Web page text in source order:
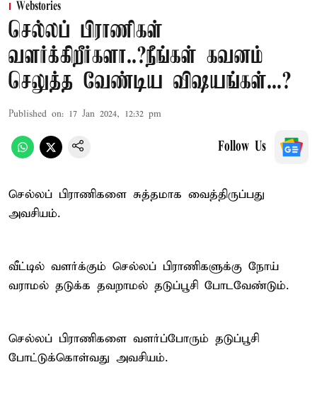
Webstories
செல்லப் பிராணிகள்
வளர்க்கிறீர்களா..?நீங்கள் கவனம்
செலுத்த வேண்டிய விஷயங்கள்...?
Published on: 17 Jan 2024, 12:32 pm
Follow Us
செல்லப் பிராணிகளை சுத்தமாக வைத்திருப்பது
அவசியம்.
வீட்டில் வளர்க்கும் செல்லப் பிராணிகளுக்கு நோய்
வராமல் தடுக்க தவறாமல் தடுப்பூசி போடவேண்டும்.
செல்லப் பிராணிகளை வளர்ப்போரும் தடுப்பூசி
போட்டுக்கொள்வது அவசியம்.